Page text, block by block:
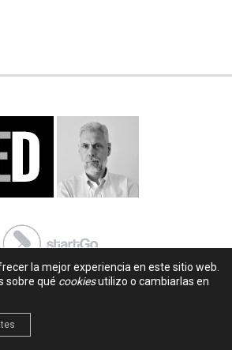
la mejor experiencia en este sitio web.
sobre qué cookiesutilizo o cambiarlas en